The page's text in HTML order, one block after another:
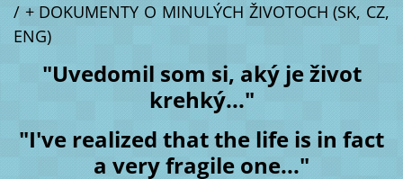
/ + DOKUMENTY O MINULÝCH ŽIVOTOCH (SK, CZ,
ENG)
"Uvedomil som si, aký je život
krehký..."
"I've realized that the life is in fact
a very fragile one..."